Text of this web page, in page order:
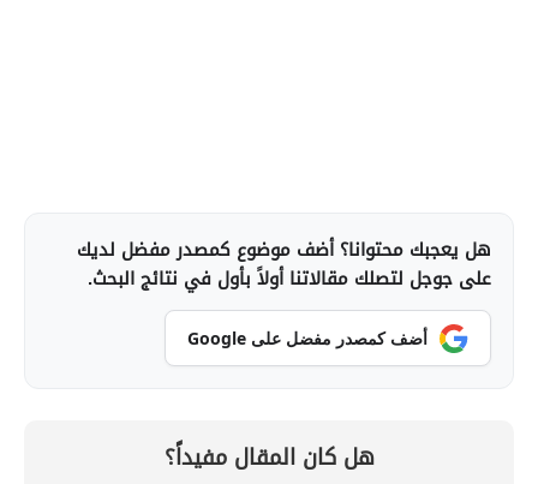
هل يعجبك محتوانا؟ أضف موضوع كمصدر مفضل لديك
على جوجل لتصلك مقالاتنا أولاً بأول في نتائج البحث.
أضف كمصدر مفضل على Google
هل كان المقال مفيداً؟